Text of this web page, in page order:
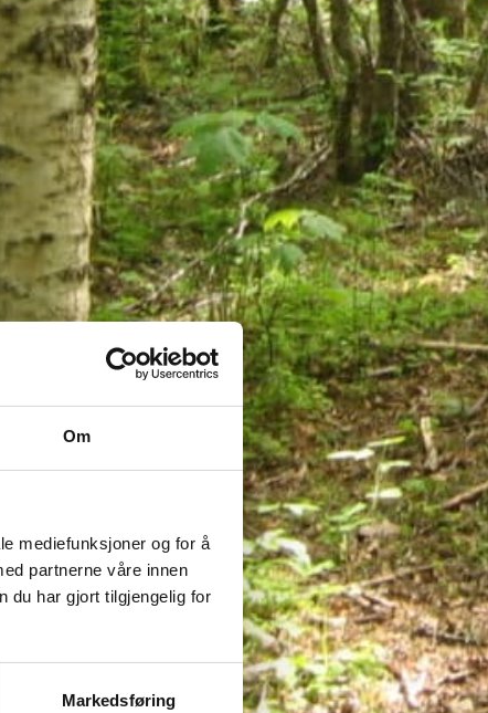
Om
mediefunksjoner og for å
partnerne våre innen
du har gjort tilgjengelig for
Markedsføring